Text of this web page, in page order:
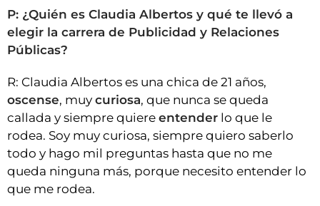
P: ¿Quién es Claudia Albertos y qué te llevó a
elegir la carrera de Publicidad y Relaciones
Públicas?
R: Claudia Albertos es una chica de 21 años,
oscense, muy curiosa, que nunca se queda
callada y siempre quiere entender lo que le
rodea. Soy muy curiosa, siempre quiero saberlo
todo y hago mil preguntas hasta que no me
queda ninguna más, porque necesito entender lo
que me rodea.